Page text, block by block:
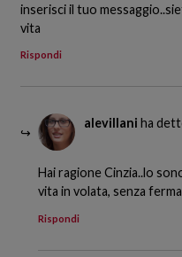
inserisci il tuo
vita
Rispondi
alevillani ha
Hai ragione Cinzia..lo
vita in volata, senza
Rispondi